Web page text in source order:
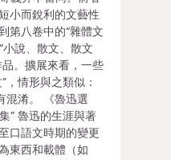
小而銳利的文藝性
第八卷中的“雜體文
小說、散文、散文
。擴展來看，一些
，情形與之類似：
混淆。 《魯迅選
” 魯迅的生涯與著
口語文時期的變更
東西和載體（如